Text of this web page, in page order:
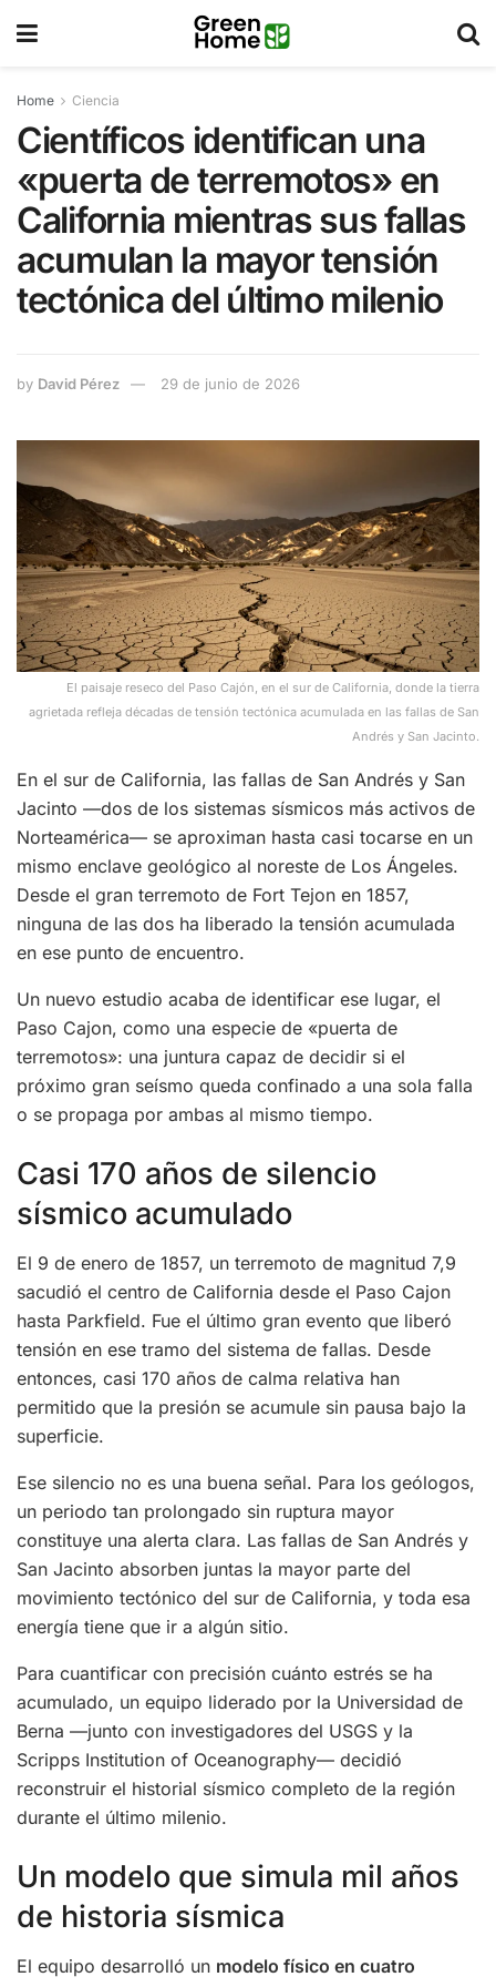
Home Ciencia
Científicos identifican una
«puerta de terremotos» en
California mientras sus fallas
acumulan la mayor tensión
tectónica del último milenio
by David Pérez 29 de junio de 2026
El paisaje reseco del Paso Cajón, en el sur de California, donde la tierra
agrietada refleja décadas de tensión tectónica acumulada en las fallas de San
Andrés y San Jacinto.
En el sur de California, las fallas de San Andrés y San
Jacinto —dos de los sistemas sísmicos más activos de
Norteamérica— se aproximan hasta casi tocarse en un
mismo enclave geológico al noreste de Los Ángeles.
Desde el gran terremoto de Fort Tejon en 1857,
ninguna de las dos ha liberado la tensión acumulada
en ese punto de encuentro.
Un nuevo estudio acaba de identificar ese lugar, el
Paso Cajon, como una especie de «puerta de
terremotos»: una juntura capaz de decidir si el
próximo gran seísmo queda confinado a una sola falla
o se propaga por ambas al mismo tiempo.
Casi 170 años de silencio
sísmico acumulado
El 9 de enero de 1857, un terremoto de magnitud 7,9
sacudió el centro de California desde el Paso Cajon
hasta Parkfield. Fue el último gran evento que liberó
tensión en ese tramo del sistema de fallas. Desde
entonces, casi 170 años de calma relativa han
permitido que la presión se acumule sin pausa bajo la
superficie.
Ese silencio no es una buena señal. Para los geólogos,
un periodo tan prolongado sin ruptura mayor
constituye una alerta clara. Las fallas de San Andrés y
San Jacinto absorben juntas la mayor parte del
movimiento tectónico del sur de California, y toda esa
energía tiene que ir a algún sitio.
Para cuantificar con precisión cuánto estrés se ha
acumulado, un equipo liderado por la Universidad de
Berna —junto con investigadores del USGS y la
Scripps Institution of Oceanography— decidió
reconstruir el historial sísmico completo de la región
durante el último milenio.
Un modelo que simula mil años
de historia sísmica
El equipo desarrolló un modelo físico en cuatro